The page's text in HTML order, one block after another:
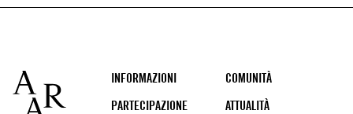
Footer
INFORMAZIONI
COMUNITÀ
PARTECIPAZIONE
ATTUALITÀ